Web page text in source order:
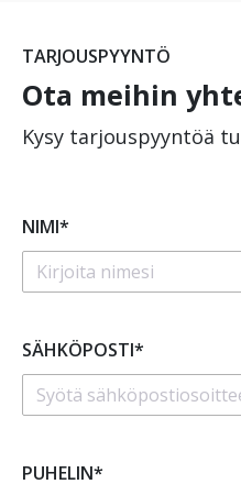
TARJOUSPYYNTÖ
Ota meihin
Kysy tarjouspyyntöä
NIMI*
SÄHKÖPOSTI*
PUHELIN*